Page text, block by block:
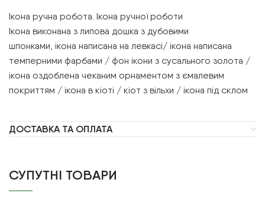
Ікона ручна робота. Ікона ручної роботи
Ікона виконана з липова дошка з дубовими
шпонками, ікона написана на левкасі/ ікона написана
темперними фарбами / фон ікони з сусального золота /
ікона оздоблена чеканим орнаментом з ємалевим
покриттям / ікона в кіоті / кіот з вільхи / ікона під склом
ДОСТАВКА ТА ОПЛАТА
СУПУТНІ ТОВАРИ